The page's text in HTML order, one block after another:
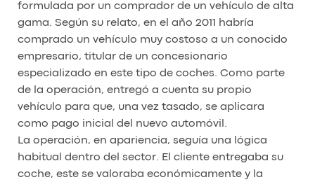
formulada por un comprador de un vehículo de alta
gama. Según su relato, en el año 2011 habría
comprado un vehículo muy costoso a un conocido
empresario, titular de un concesionario
especializado en este tipo de coches. Como parte
de la operación, entregó a cuenta su propio
vehículo para que, una vez tasado, se aplicara
como pago inicial del nuevo automóvil.
La operación, en apariencia, seguía una lógica
habitual dentro del sector. El cliente entregaba su
coche, este se valoraba económicamente y la